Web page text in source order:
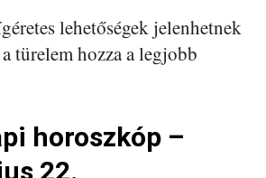
lehetőségek jelenhetnek
türelem hozza a legjobb
horoszkóp –
22.